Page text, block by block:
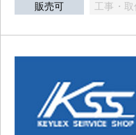
販売可 工事・取